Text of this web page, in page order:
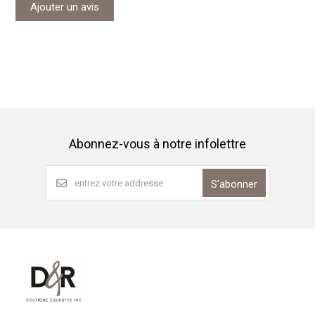
Ajouter un avis
Abonnez-vous à notre infolettre
S'abonner